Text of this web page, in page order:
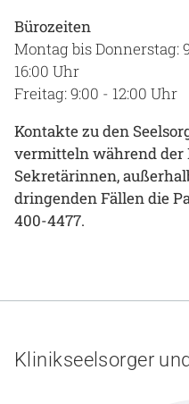
Bürozeiten
Montag bis Donnerstag:
16:00 Uhr
Freitag: 9:00 - 12:00 Uhr
Kontakte zu den
vermitteln während der
Sekretärinnen,
dringenden Fällen die
400-4477.
Klinikseelsorger